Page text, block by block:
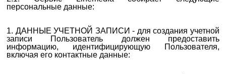
персональные данные:
1. ДАННЫЕ УЧЕТНОЙ ЗАПИСИ - для создания учетной
записи Пользователь должен предоставить
информацию, идентифицирующую Пользователя,
включая его контактные данные: